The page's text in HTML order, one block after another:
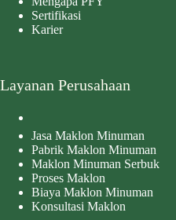
Sertifikasi
Karier
Layanan Perusahaan
Jasa Maklon Minuman
Pabrik Maklon Minuman
Maklon Minuman Serbuk
Proses Maklon
Biaya Maklon Minuman
Konsultasi Maklon